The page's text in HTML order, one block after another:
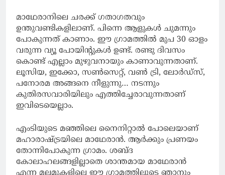
മാഥേരാനിലെ ചരക്ക് ഗതാഗതവും
ഉന്തുവണ്ടികളിലാണ്. പിന്നെ ആളുകൾ ചുമന്നും
പോകുന്നത് കാണാം. ഈ ഗ്രാമത്തിൽ മുപ 30 ഓളം
വരുന്ന വ്യൂ പോയിന്റുകൾ ഉണ്ട്. രണ്ടു ദിവസം
കൊണ്ട് എല്ലാം മുഴുവനായും കാണാവുന്നതാണ്.
ലൂസിയ, ഇക്കോ, സൺസെറ്റ്, വൺ ട്രി, ലോർഡ്സ്,
പനോരമ അങ്ങനെ നീളുന്നു… നടന്നും
കുതിരസവാരിയിലും എത്തിച്ചേരാവുന്നതാണ്
ഇവിടെയെല്ലാം.
എംടിയുടെ മഞ്ഞിലെ നൈനിറ്റാൽ പോലെയാണ്
മഹാരാഷ്ട്രയിലെ മാഥേരാൻ. ആർക്കും പ്രണയം
തോന്നിപോകുന്ന ഗ്രാമം. ശബ്ദ
കോലാഹലങ്ങളില്ലാതെ ശാന്തമായ മാഥേരാൻ
എന്ന മലമുകളിലെ ഈ ഗ്രാമത്തിലൂടെ ഞാനും